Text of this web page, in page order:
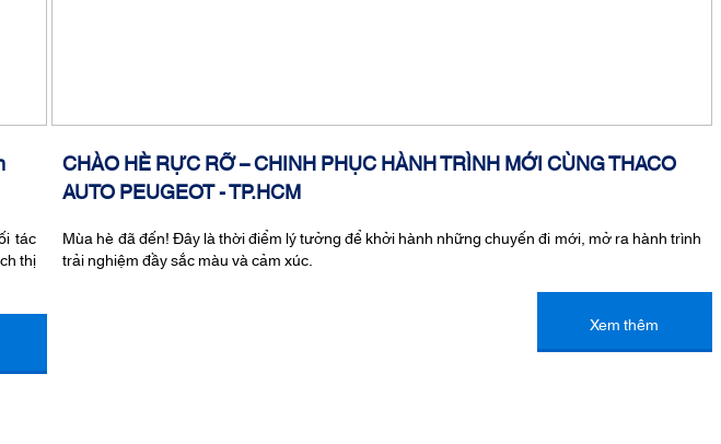
tác
thị
CHÀO HÈ RỰC RỠ – CHINH PHỤC HÀNH TRÌNH MỚI CÙNG THACO
AUTO PEUGEOT - TP.HCM
Mùa hè đã đến! Đây là thời điểm lý tưởng để khởi hành những chuyến đi mới, mở ra hành trình
trải nghiệm đầy sắc màu và cảm xúc.
Xem thêm